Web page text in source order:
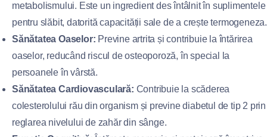
metabolismului. Este un ingredient des întâlnit în suplimentele
pentru slăbit, datorită capacității sale de a crește termogeneza.
Sănătatea Oaselor: Previne artrita și contribuie la întărirea
oaselor, reducând riscul de osteoporoză, în special la
persoanele în vârstă.
Sănătatea Cardiovasculară: Contribuie la scăderea
colesterolului rău din organism și previne diabetul de tip 2 prin
reglarea nivelului de zahăr din sânge.